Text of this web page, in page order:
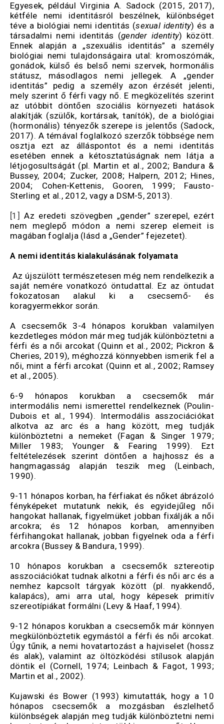
Egyesek, például Virginia A. Sadock (2015, 2017),
kétféle nemi identitásról beszélnek, különbséget
téve a biológiai nemi identitás (sexual identity) és a
társadalmi nemi identitás (gender identity) között.
Ennek alapján a „szexuális identitás” a személy
biológiai nemi tulajdonságaira utal: kromoszómák,
gonádok, külső és belső nemi szervek, hormonális
státusz, másodlagos nemi jellegek. A „gender
identitás” pedig a személy azon érzését jelenti,
mely szerint ő férfi vagy nő. E megközelítés szerint
az utóbbit döntően szociális környezeti hatások
alakítják (szülők, kortársak, tanítók), de a biológiai
(hormonális) tényezők szerepe is jelentős (Sadock,
2017). A témával foglalkozó szerzők többsége nem
osztja ezt az álláspontot és a nemi identitás
esetében ennek a kétosztatúságnak nem látja a
létjogosultságát (pl. Martin et al., 2002; Bandura &
Bussey, 2004; Zucker, 2008; Halpern, 2012; Hines,
2004; Cohen-Kettenis, Gooren, 1999; Fausto-
Sterling et al., 2012, vagy a DSM-5, 2013).
[1] Az eredeti szövegben „gender” szerepel, ezért
nem meglepő módon a nemi szerep elemeit is
magában foglalja (lásd a „Gender” fejezetet).
A nemi identitás kialakulásának folyamata
Az újszülött természetesen még nem rendelkezik a
saját nemére vonatkozó öntudattal. Ez az öntudat
fokozatosan alakul ki a csecsemő- és
koragyermekkor során.
A csecsemők 3-4 hónapos korukban valamilyen
kezdetleges módon már meg tudják különböztetni a
férfi és a női arcokat (Quinn et al., 2002; Pickron &
Cheries, 2019), méghozzá könnyebben ismerik fel a
női, mint a férfi arcokat (Quinn et al., 2002; Ramsey
et al., 2005).
6-9 hónapos korukban a csecsemők már
intermodális nemi ismerettel rendelkeznek (Poulin-
Dubois et al., 1994). Intermodális asszociációkat
alkotva az arc és a hang között, meg tudják
különböztetni a nemeket (Fagan & Singer 1979;
Miller 1983; Younger & Fearing 1999). Ezt
feltételezések szerint döntően a hajhossz és a
hangmagasság alapján teszik meg (Leinbach,
1990).
9-11 hónapos korban, ha férfiakat és nőket ábrázoló
fényképeket mutatunk nekik, és egyidejűleg női
hangokat hallanak, figyelmüket jobban fixálják a női
arcokra; és 12 hónapos korban, amennyiben
férfihangokat hallanak, jobban figyelnek oda a férfi
arcokra (Bussey & Bandura, 1999).
10 hónapos korukban a csecsemők sztereotip
asszociációkat tudnak alkotni a férfi és női arc és a
nemhez kapcsolt tárgyak között (pl. nyakkendő,
kalapács), ami arra utal, hogy képesek primitív
szereotípiákat formálni (Levy & Haaf, 1994).
9-12 hónapos korukban a csecsemők már könnyen
megkülönböztetik egymástól a férfi és női arcokat.
Úgy tűnik, a nemi hovatartozást a hajviselet (hossz
és alak), valamint az öltözködési stílusok alapján
döntik el (Cornell, 1974; Leinbach & Fagot, 1993;
Martin et al., 2002).
Kujawski és Bower (1993) kimutatták, hogy a 10
hónapos csecsemők a mozgásban észlelhető
különbségek alapján meg tudják különböztetni nemi